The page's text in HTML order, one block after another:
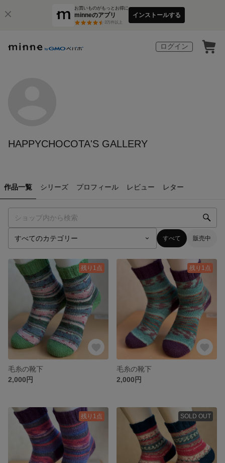
お買いものがもっとお得に
minneのアプリ
3万件以上
インストールする
ログイン
HAPPYCHOCOTA'S GALLERY
作品一覧 シリーズ プロフィール レビュー レター
すべて 販売中
残り1点
毛糸の靴下
2,000円
残り1点
毛糸の靴下
2,000円
残り1点 SOLD OUT